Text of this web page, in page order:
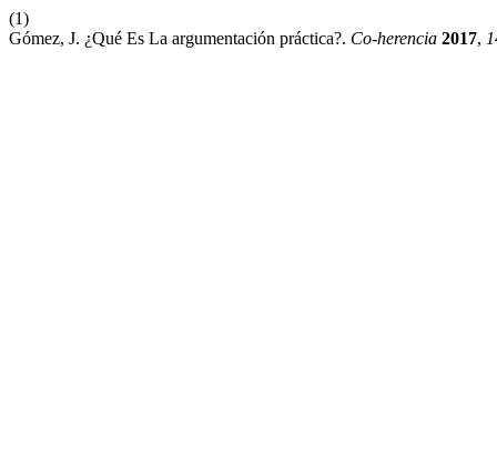
(1)
Gómez, J. ¿Qué Es La argumentación práctica?. Co-herencia 2017,